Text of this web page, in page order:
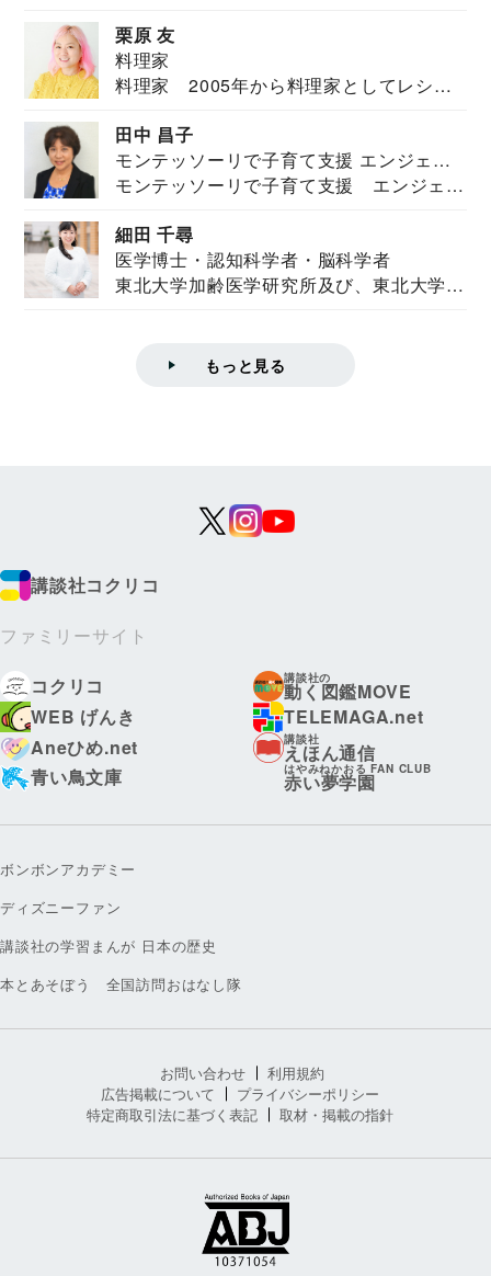
栗原 友
料理家
料理家 2005年から料理家としてレシピ
田中 昌子
モンテッソーリで子育て支援 エンジェル
ズハウス研究所所長
モンテッソーリで子育て支援 エンジェル
細田 千尋
医学博士・認知科学者・脳科学者
東北大学加齢医学研究所及び、東北大学大
もっと見る
講談社コクリコ
ファミリーサイト
コクリコ
講談社の
動く図鑑MOVE
WEB げんき
TELEMAGA.net
Aneひめ.net
講談社
えほん通信
青い鳥文庫
はやみねかおる FAN CLUB
赤い夢学園
ボンボンアカデミー
ディズニーファン
講談社の学習まんが 日本の歴史
本とあそぼう 全国訪問おはなし隊
お問い合わせ
利用規約
広告掲載について
プライバシーポリシー
特定商取引法に基づく表記
取材・掲載の指針